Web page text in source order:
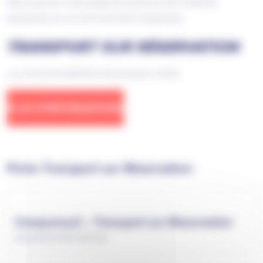
TRANSPORT SUR RÉSERVATION
Fiche Transport sur Réservation